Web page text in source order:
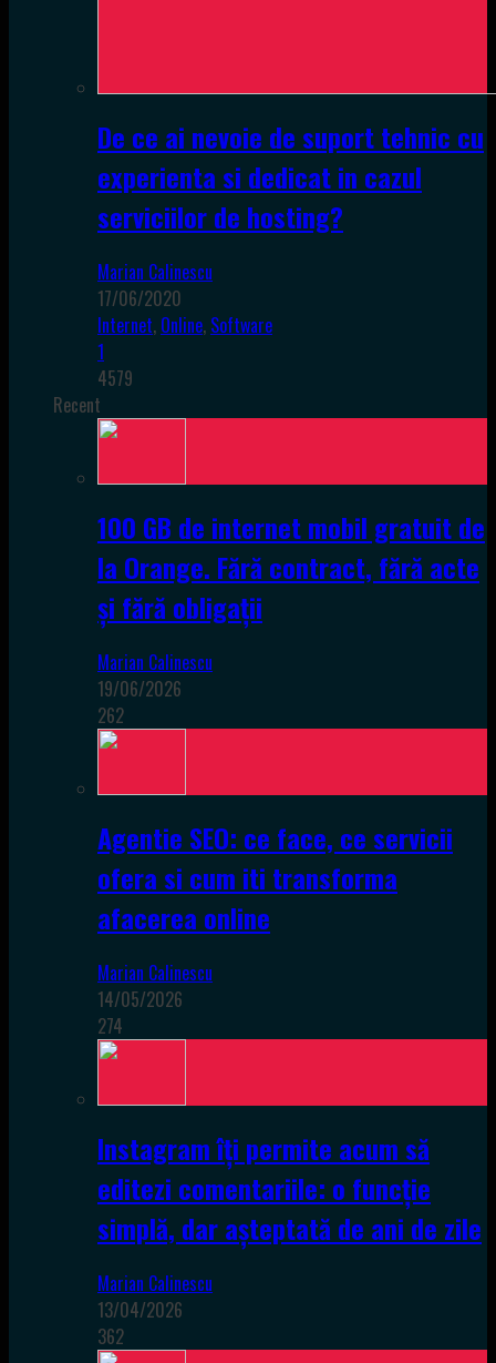
De ce ai nevoie de suport tehnic cu
experienta si dedicat in cazul
serviciilor de hosting?
Marian Calinescu
17/06/2020
Internet, Online, Software
1
4579
Recent
100 GB de internet mobil gratuit de
la Orange. Fără contract, fără acte
și fără obligații
Marian Calinescu
19/06/2026
262
Agentie SEO: ce face, ce servicii
ofera si cum iti transforma
afacerea online
Marian Calinescu
14/05/2026
274
Instagram îți permite acum să
editezi comentariile: o funcție
simplă, dar așteptată de ani de zile
Marian Calinescu
13/04/2026
362